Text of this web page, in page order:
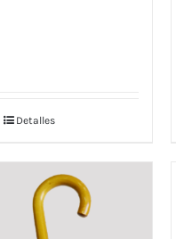
Detalles